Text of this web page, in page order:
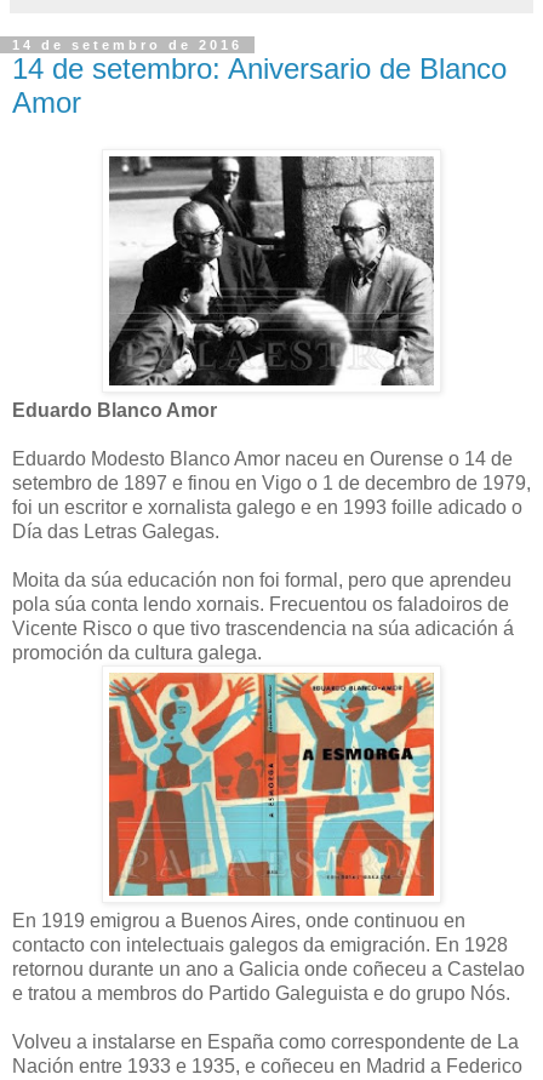
14 de setembro de 2016
14 de setembro: Aniversario de Blanco
Amor
Eduardo Blanco Amor
Eduardo Modesto Blanco Amor naceu en Ourense o 14 de
setembro de 1897 e finou en Vigo o 1 de decembro de 1979,
foi un escritor e xornalista galego e en 1993 foille adicado o
Día das Letras Galegas.
Moita da súa educación non foi formal, pero que aprendeu
pola súa conta lendo xornais. Frecuentou os faladoiros de
Vicente Risco o que tivo trascendencia na súa adicación á
promoción da cultura galega.
En 1919 emigrou a Buenos Aires, onde continuou en
contacto con intelectuais galegos da emigración. En 1928
retornou durante un ano a Galicia onde coñeceu a Castelao
e tratou a membros do Partido Galeguista e do grupo Nós.
Volveu a instalarse en España como correspondente de La
Nación entre 1933 e 1935, e coñeceu en Madrid a Federico